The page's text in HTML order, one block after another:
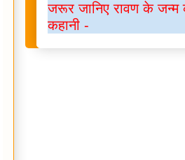
जरूर जानिए रावण के जन्म
कहानी -